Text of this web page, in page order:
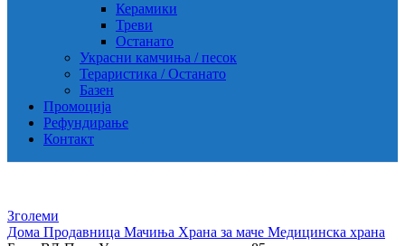
Керамики
Треви
Останато
Украсни камчиња / песок
Тераристика / Останато
Базен
Промоција
Рефундирање
Контакт
Зголеми
Дома Продавница Мачиња Храна за маче Медицинска храна